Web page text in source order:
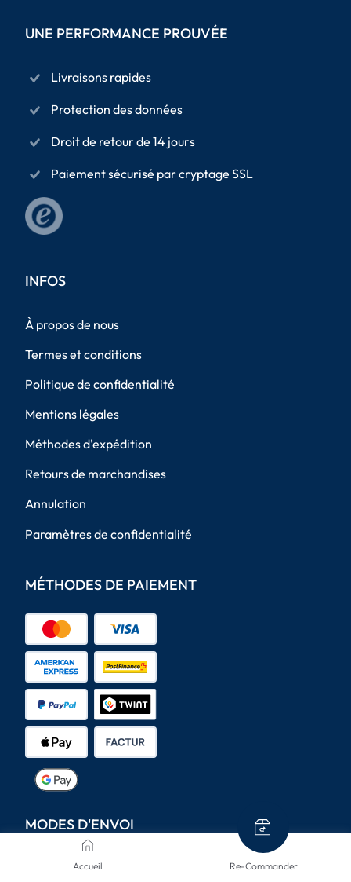
Accueil Re-Commander
UNE PERFORMANCE PROUVÉE
Livraisons rapides
Protection des données
Droit de retour de 14 jours
Paiement sécurisé par cryptage SSL
INFOS
À propos de nous
Termes et conditions
Politique de confidentialité
Mentions légales
Méthodes d'expédition
Retours de marchandises
Annulation
Paramètres de confidentialité
MÉTHODES DE PAIEMENT
MODES D'ENVOI